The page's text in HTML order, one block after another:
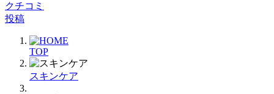
クチコミ
投稿
TOP
スキンケア